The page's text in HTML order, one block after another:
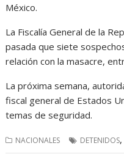
México.
La Fiscalía General de la
pasada que siete
relación con la masacre,
La próxima semana,
fiscal general de Estados
temas de seguridad.
NACIONALES DETENIDOS,